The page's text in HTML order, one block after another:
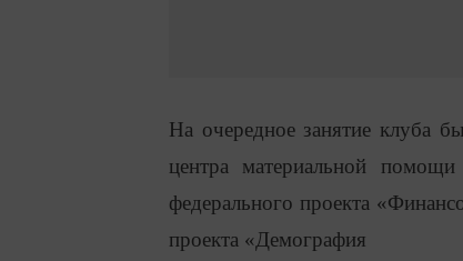
На очередное занятие клуба
центра материальной
федерального проекта
проекта «Демография